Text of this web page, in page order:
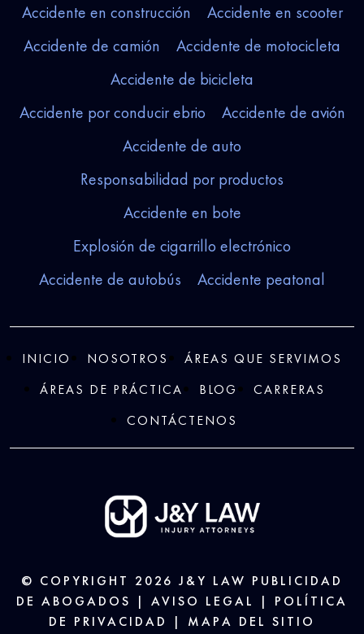
Accidente en construcción
Accidente en scooter
Accidente de camión
Accidente de motocicleta
Accidente de bicicleta
Accidente por conducir ebrio
Accidente de avión
Accidente de auto
Responsabilidad por productos
Accidente en bote
Explosión de cigarrillo electrónico
Accidente de autobús
Accidente peatonal
INICIO NOSOTROS
ÁREAS QUE SERVIMOS
ÁREAS DE PRÁCTICA
BLOG
CARRERAS
CONTÁCTENOS
© COPYRIGHT 2026 J&Y LAW PUBLICIDAD
DE ABOGADOS | AVISO LEGAL | POLÍTICA
DE PRIVACIDAD
| MAPA DEL SITIO